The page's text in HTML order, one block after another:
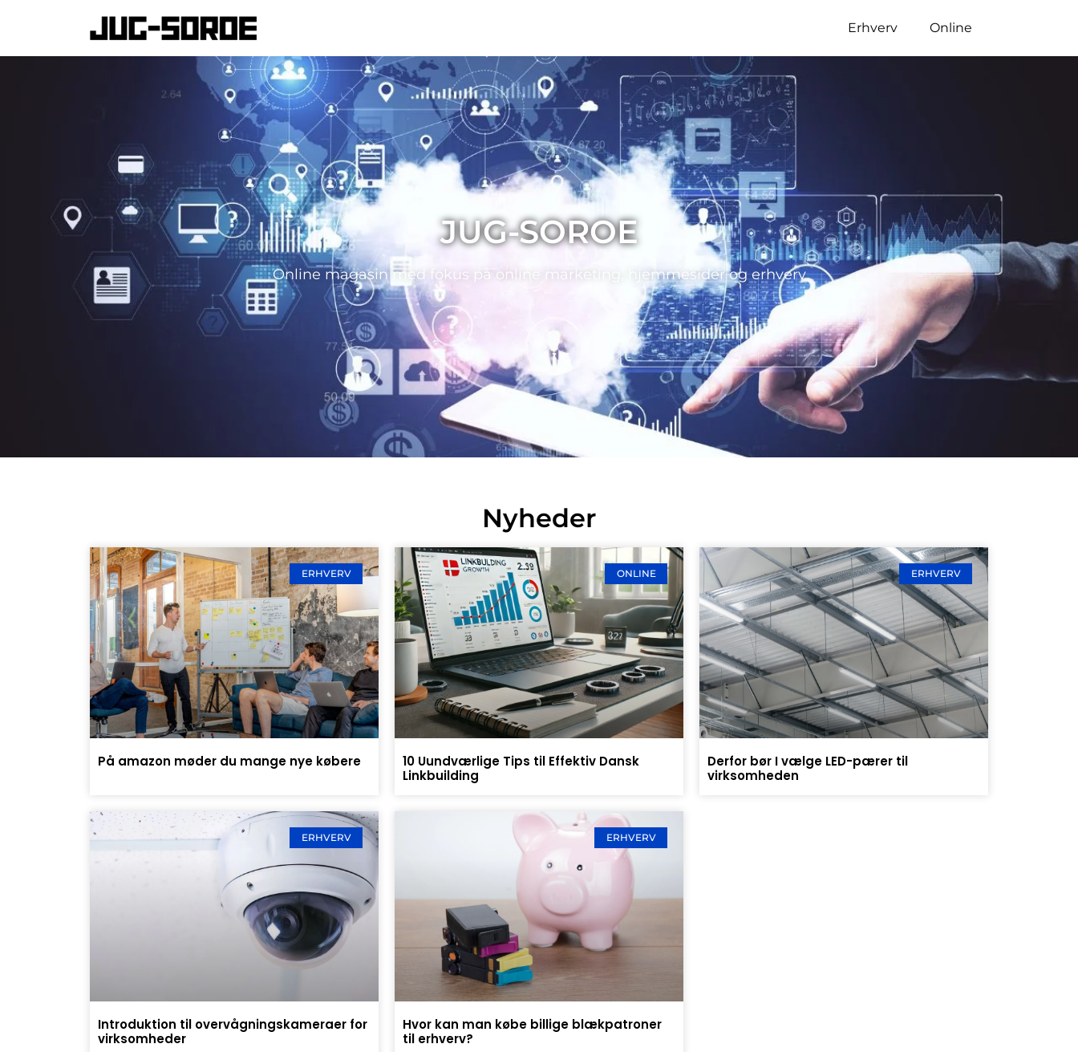
Erhverv Online
JUG-SOROE
Online magasin med fokus på online marketing, hjemmesider og erhverv
Nyheder
ERHVERV
På amazon møder du mange nye købere
ONLINE
10 Uundværlige Tips til Effektiv Dansk
Linkbuilding
ERHVERV
Derfor bør I vælge LED-pærer til
virksomheden
ERHVERV
Introduktion til overvågningskameraer for
virksomheder
ERHVERV
Hvor kan man købe billige blækpatroner
til erhverv?